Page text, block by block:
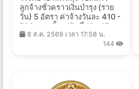
ลูกจ้างชั่วคราวเงินบำรุง (ราย
วัน) 5 อัตรา ค่าจ้างวันละ 410 -
790 บาท ตั้งแต่วันที่ 10 - 17
ส.ค. 2569
8 ส.ค. 2569 เวลา 17:58 น.
144